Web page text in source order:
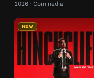
2026 · Commedia
NEW